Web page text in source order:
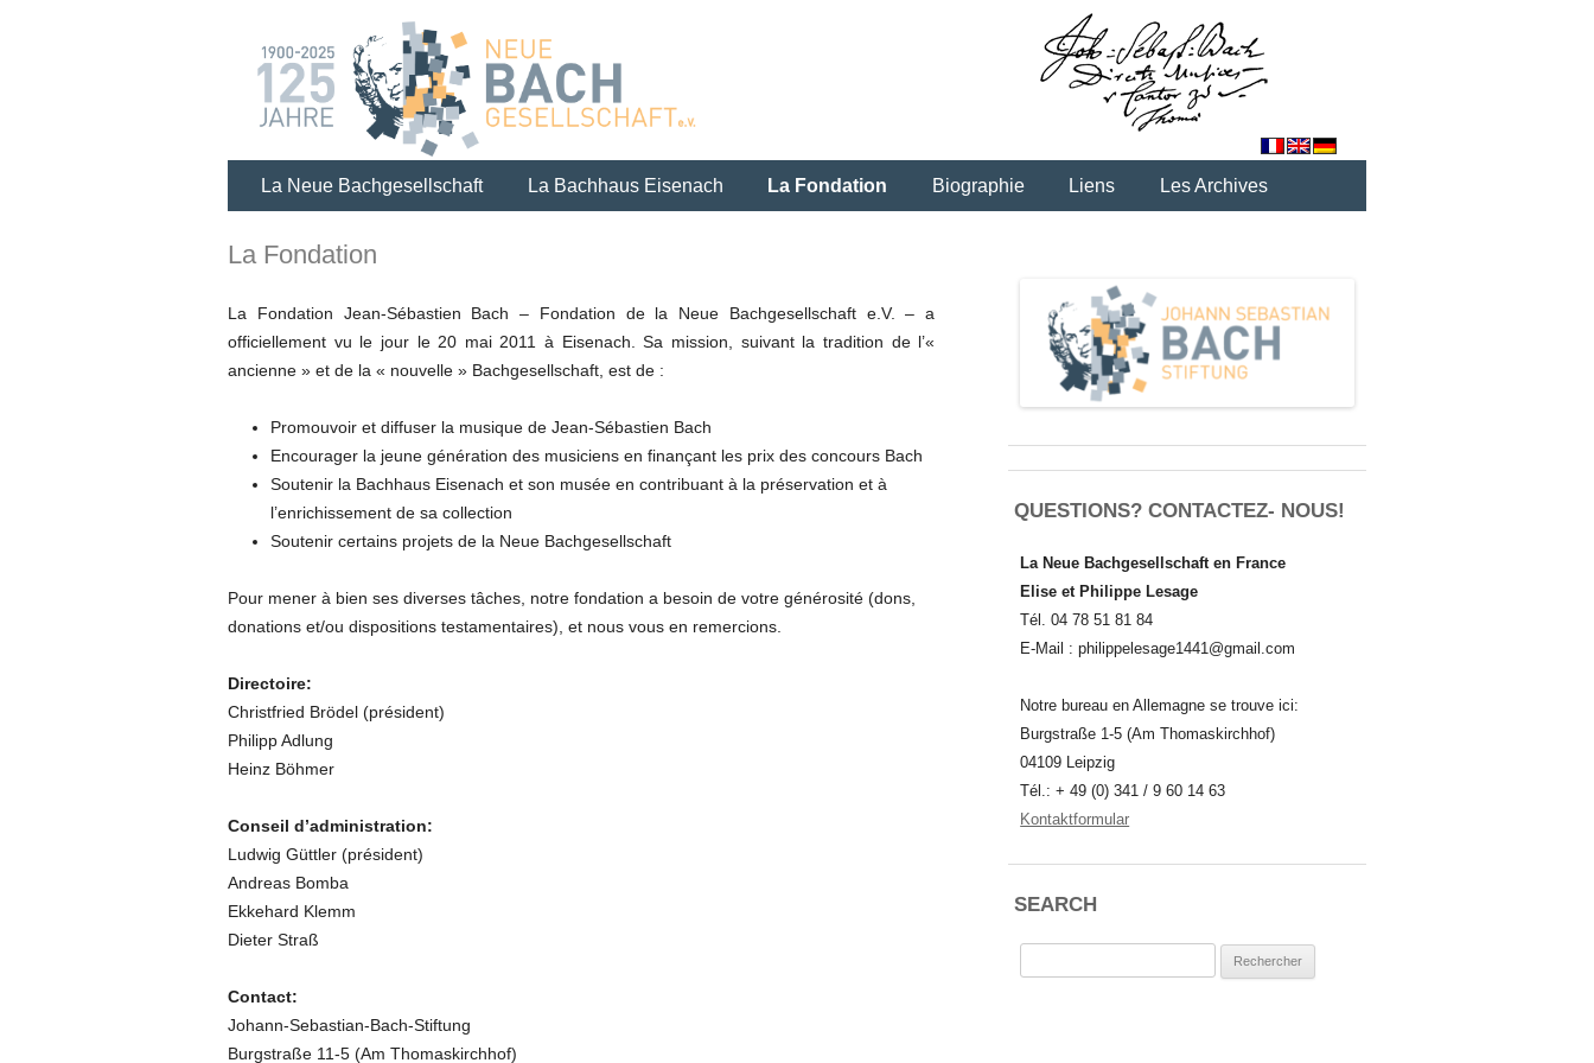
La Neue Bachgesellschaft La Bachhaus Eisenach La Fondation Biographie Liens Les Archives
La Fondation
La Fondation Jean-Sébastien Bach – Fondation de la Neue Bachgesellschaft e.V. – a
officiellement vu le jour le 20 mai 2011 à Eisenach. Sa mission, suivant la tradition de l’«
ancienne » et de la « nouvelle » Bachgesellschaft, est de :
Promouvoir et diffuser la musique de Jean-Sébastien Bach
Encourager la jeune génération des musiciens en finançant les prix des concours Bach
Soutenir la Bachhaus Eisenach et son musée en contribuant à la préservation et à
l’enrichissement de sa collection
Soutenir certains projets de la Neue Bachgesellschaft
Pour mener à bien ses diverses tâches, notre fondation a besoin de votre générosité (dons,
donations et/ou dispositions testamentaires), et nous vous en remercions.
Directoire:
Christfried Brödel (président)
Philipp Adlung
Heinz Böhmer
Conseil d’administration:
Ludwig Güttler (président)
Andreas Bomba
Ekkehard Klemm
Dieter Straß
Contact:
Johann-Sebastian-Bach-Stiftung
Burgstraße 11-5 (Am Thomaskirchhof)
QUESTIONS? CONTACTEZ- NOUS!
La Neue Bachgesellschaft en France
Elise et Philippe Lesage
Tél. 04 78 51 81 84
E-Mail : philippelesage1441@gmail.com
Notre bureau en Allemagne se trouve ici:
Burgstraße 1-5 (Am Thomaskirchhof)
04109 Leipzig
Tél.: + 49 (0) 341 / 9 60 14 63
Kontaktformular
SEARCH